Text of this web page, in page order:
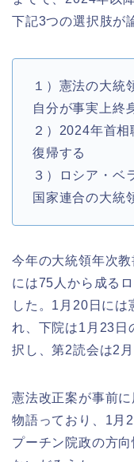
下記3つの選択肢が
１）憲法の大統
自分が事実上終
２）2024年首
復帰する
３）ロシア・ベ
国家連合の大統
今年の大統領年次
には75人から成る
した。1月20日には
れ、下院は1月23日
択し、第2読会は2
憲法改正案が事前
物語っており、1月
プーチン院政の方